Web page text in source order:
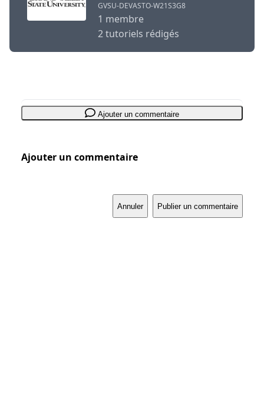
GVSU-DEVASTO-W21S3G8
1 membre
2 tutoriels rédigés
Ajouter un commentaire
Ajouter un commentaire
Annuler Publier un commentaire